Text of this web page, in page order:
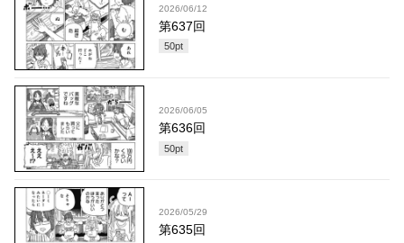
2026/06/12
第637回
50pt
2026/06/05
第636回
50pt
2026/05/29
第635回